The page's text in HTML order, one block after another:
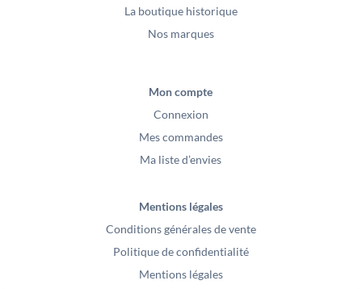
La boutique historique
Nos marques
Mon compte
Connexion
Mes commandes
Ma liste d’envies
Mentions légales
Conditions générales de vente
Politique de confidentialité
Mentions légales